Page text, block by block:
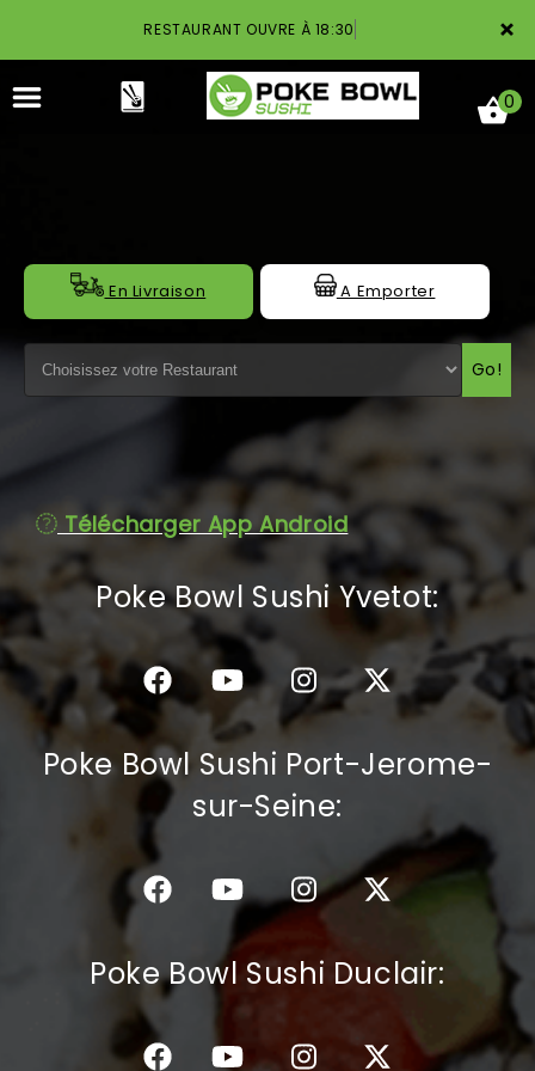
×
RESTAURANT OUVRE À 18:30
ACCUEIL
LA CARTE
MENTIONS LÉGALES
C.G.V
0
En Livraison A Emporter
Go!
Télécharger App Android
Poke Bowl Sushi Yvetot:
Poke Bowl Sushi Port-Jerome-
sur-Seine:
Poke Bowl Sushi Duclair: